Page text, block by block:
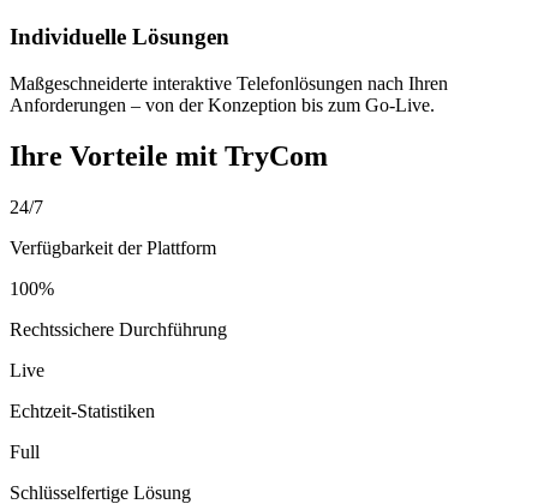
Individuelle Lösungen
Maßgeschneiderte interaktive Telefonlösungen nach Ihren
Anforderungen – von der Konzeption bis zum Go-Live.
Ihre Vorteile mit TryCom
24/7
Verfügbarkeit der Plattform
100%
Rechtssichere Durchführung
Live
Echtzeit-Statistiken
Full
Schlüsselfertige Lösung